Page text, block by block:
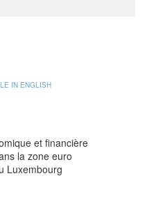
IN ENGLISH
et financière
la zone euro
Luxembourg